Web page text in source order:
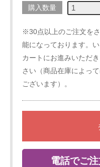
購入数量
※30点以上のご注文を
能になっております。
カートにお進みいただ
さい（商品在庫によっ
ございます）。
電話でご